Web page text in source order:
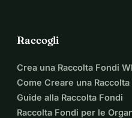
Raccogli
Crea una Raccolta Fondi
Come Creare una
Guide alla Raccolta Fondi
Raccolta Fondi per le